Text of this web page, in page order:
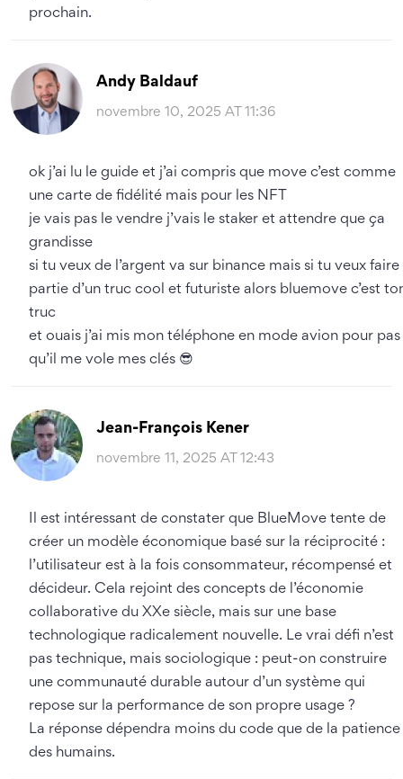
prochain.
Andy Baldauf
novembre 10, 2025 AT 11:36
ok j’ai lu le guide et j’ai compris que move c’est comme
une carte de fidélité mais pour les NFT
je vais pas le vendre j’vais le staker et attendre que ça
grandisse
si tu veux de l’argent va sur binance mais si tu veux faire
partie d’un truc cool et futuriste alors bluemove c’est
truc
et ouais j’ai mis mon téléphone en mode avion pour pas
qu’il me vole mes clés 😎
Jean-François Kener
novembre 11, 2025 AT 12:43
Il est intéressant de constater que BlueMove tente de
créer un modèle économique basé sur la réciprocité :
l’utilisateur est à la fois consommateur, récompensé et
décideur. Cela rejoint des concepts de l’économie
collaborative du XXe siècle, mais sur une base
technologique radicalement nouvelle. Le vrai défi n’est
pas technique, mais sociologique : peut-on construire
une communauté durable autour d’un système qui
repose sur la performance de son propre usage ?
La réponse dépendra moins du code que de la patience
des humains.